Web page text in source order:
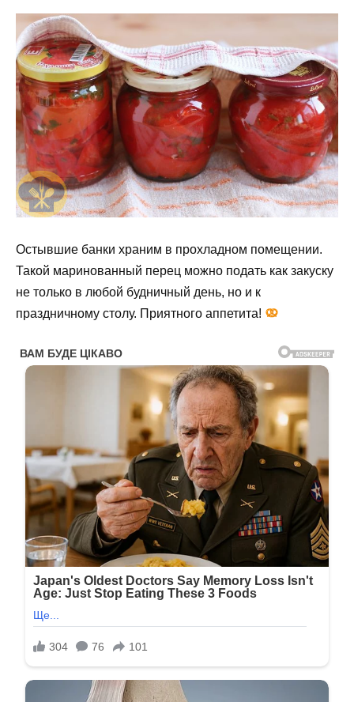
Остывшие банки храним в прохладном помещении.
Такой маринованный перец можно подать как закуску
не только в любой будничный день, но и к
праздничному столу. Приятного аппетита!